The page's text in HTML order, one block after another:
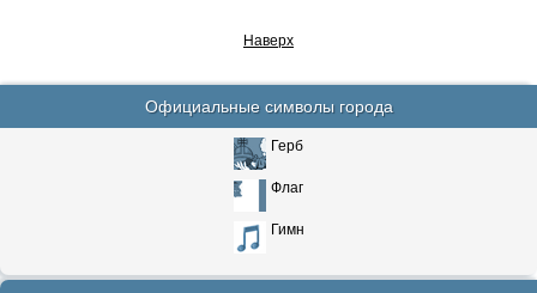
Наверх
Официальные символы города
Герб
Флаг
Гимн